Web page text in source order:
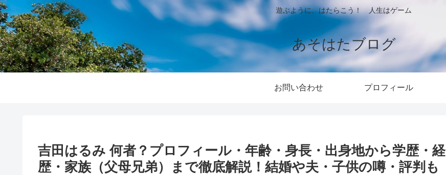
遊ぶように、はたらこう！ 人生はゲーム
あそはたブログ
お問い合わせ プロフィール
吉田はるみ 何者？プロフィール・年齢・身長・出身地から学歴・経
歴・家族（父母兄弟）まで徹底解説！結婚や夫・子供の噂・評判も